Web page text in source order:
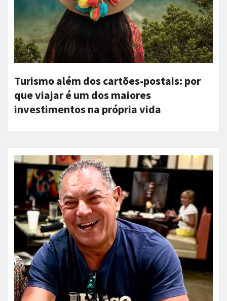
Turismo além dos cartões-postais: por
que viajar é um dos maiores
investimentos na própria vida